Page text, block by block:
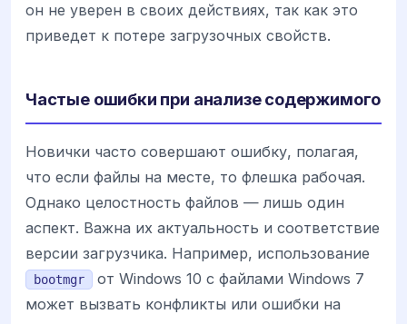
он не уверен в своих действиях, так как это
приведет к потере загрузочных свойств.
Частые ошибки при анализе содержимого
Новички часто совершают ошибку, полагая,
что если файлы на месте, то флешка рабочая.
Однако целостность файлов — лишь один
аспект. Важна их актуальность и соответствие
версии загрузчика. Например, использование
bootmgr
от Windows 10 с файлами Windows 7
может вызвать конфликты или ошибки на